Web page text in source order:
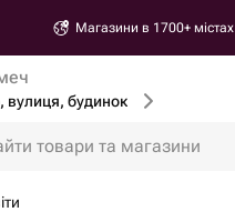
Магазини в 1700+ містах
вулиця, будинок
товари та магазини